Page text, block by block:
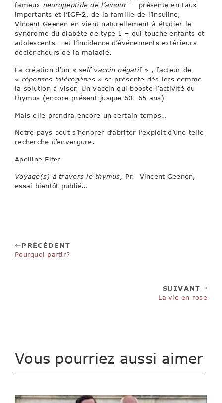
fameux neuropeptide de l’amour– présente en taux
importants et l’IGF-2, de la famille de l’insuline,
Vincent Geenen en vient naturellement à étudier le
syndrome du diabète de type 1 – qui touche enfants et
adolescents – et l’incidence d’événements extérieurs
déclencheurs de la maladie.
La création d’un «self vaccin négatif » , facteur de
« réponses tolérogènes » se présente dès lors comme
la solution à viser. Un vaccin qui booste l’activité du
thymus (encore présent jusque 60- 65 ans)
Mais elle prendra encore un certain temps…
Notre pays peut s’honorer d’abriter l’exploit d’une telle
recherche d’envergure.
Apolline Elter
Voyage(s) à travers le thymus, Pr. Vincent Geenen,
essai bientôt publié…
PRÉCÉDENT
Pourquoi partir?
SUIVANT
La vie en rose
Vous pourriez aussi aimer